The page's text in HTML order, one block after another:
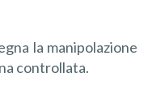
la manipolazione
controllata.